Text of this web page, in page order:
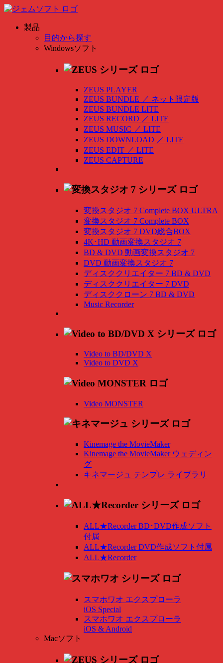
製品
目的から探す
Windowsソフト
ZEUS PLAYER
ZEUS BUNDLE ／ ネット限定版
ZEUS BUNDLE LITE
ZEUS RECORD ／ LITE
ZEUS MUSIC ／ LITE
ZEUS DOWNLOAD ／ LITE
ZEUS EDIT ／ LITE
ZEUS CAPTURE
変換スタジオ 7 Complete BOX ULTRA
変換スタジオ 7 Complete BOX
変換スタジオ 7 DVD総合BOX
4K･HD 動画変換スタジオ 7
BD & DVD 動画変換スタジオ 7
DVD 動画変換スタジオ 7
ディスククリエイター 7 BD & DVD
ディスククリエイター 7 DVD
ディスククローン 7 BD & DVD
Music Recorder
Video to BD/DVD X
Video to DVD X
Video MONSTER
Kinemage the MovieMaker
Kinemage the MovieMaker ウェディン
グ
キネマージュ テンプレ ライブラリ
ALL★Recorder BD･DVD作成ソフト
付属
ALL★Recorder DVD作成ソフト付属
ALL★Recorder
スマホワオ エクスプローラ
iOS Special
スマホワオ エクスプローラ
iOS & Android
Macソフト